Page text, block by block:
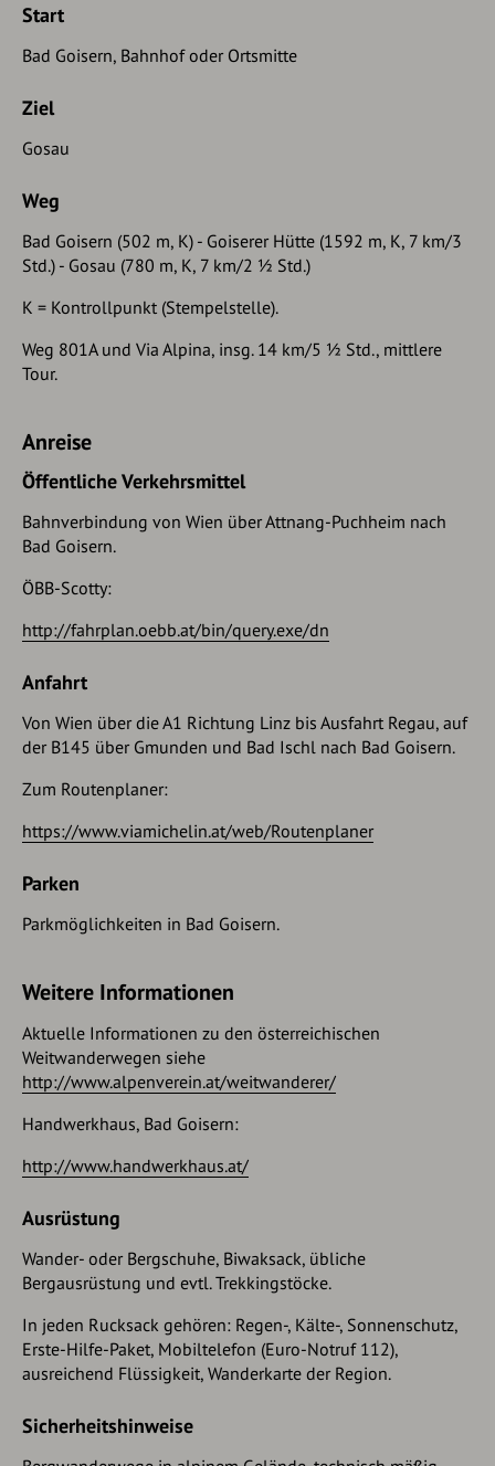
Start
Bad Goisern, Bahnhof oder Ortsmitte
Ziel
Gosau
Weg
Bad Goisern (502 m, K) - Goiserer Hütte (1592 m, K, 7 km/3
Std.) - Gosau (780 m, K, 7 km/2 ½ Std.)
K = Kontrollpunkt (Stempelstelle).
Weg 801A und Via Alpina, insg. 14 km/5 ½ Std., mittlere
Tour.
Anreise
Öffentliche Verkehrsmittel
Bahnverbindung von Wien über Attnang-Puchheim nach
Bad Goisern.
ÖBB-Scotty:
http://fahrplan.oebb.at/bin/query.exe/dn
Anfahrt
Von Wien über die A1 Richtung Linz bis Ausfahrt Regau, auf
der B145 über Gmunden und Bad Ischl nach Bad Goisern.
Zum Routenplaner:
https://www.viamichelin.at/web/Routenplaner
Parken
Parkmöglichkeiten in Bad Goisern.
Weitere Informationen
Aktuelle Informationen zu den österreichischen
Weitwanderwegen siehe
http://www.alpenverein.at/weitwanderer/
Handwerkhaus, Bad Goisern:
http://www.handwerkhaus.at/
Ausrüstung
Wander- oder Bergschuhe, Biwaksack, übliche
Bergausrüstung und evtl. Trekkingstöcke.
In jeden Rucksack gehören: Regen-, Kälte-, Sonnenschutz,
Erste-Hilfe-Paket, Mobiltelefon (Euro-Notruf 112),
ausreichend Flüssigkeit, Wanderkarte der Region.
Sicherheitshinweise